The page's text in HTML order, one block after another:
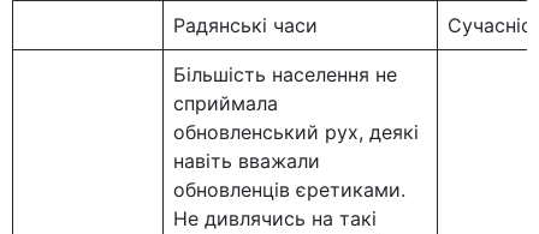
Радянські часи
Більшість населення не
сприймала
обновленський рух, деякі
навіть вважали
обновленців єретиками.
Не дивлячись на такі